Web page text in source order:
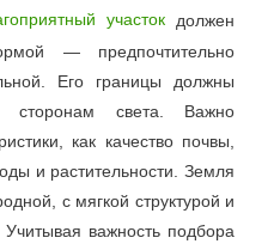
участок должен
— предпочтительно
Его границы должны
сторонам света. Важно
как качество почвы,
и растительности. Земля
с мягкой структурой и
Учитывая важность подбора